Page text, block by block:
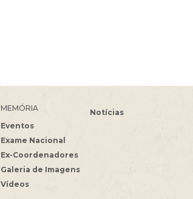
MEMÓRIA
Eventos
Exame Nacional
Ex-Coordenadores
Galeria de Imagens
Vídeos
Notícias